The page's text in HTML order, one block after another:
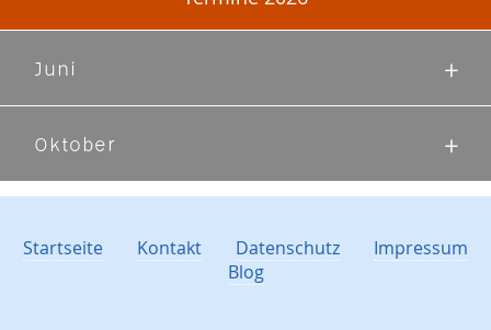
Juni
Oktober
Startseite Kontakt Datenschutz
Impressum
Blog